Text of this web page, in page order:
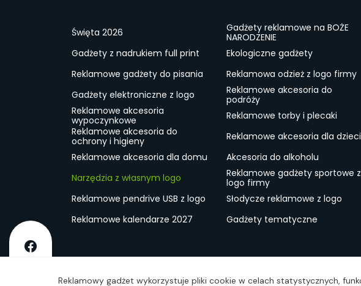
Święta 2026
Gadżety reklamowe na BOŻE
NARODZENIE
Gadżety z nadrukiem full print
Ekologiczne gadżety
Reklamowe gadżety do pisania
Reklamowa odzież z logo firmy
Gadżety elektroniczne z logo
Reklamowe akcesoria do
podróży
Reklamowe akcesoria
wypoczynkowe
Reklamowe torby i plecaki
Reklamowe akcesoria do
ochrony i higieny
Reklamowe akcesoria dla dzieci
Reklamowe akcesoria dla domu
Akcesoria do alkoholu
Narzędzia z własnym logo
Reklamowe gadżety sportowe z
logo firmy
Reklamowe pendrive USB z logo
Słodycze reklamowe z logo
Reklamowe kalendarze 2027
Gadżety tematyczne
Reklamowy gadżet wykorzystuje pliki cookie w celach statystycznych,